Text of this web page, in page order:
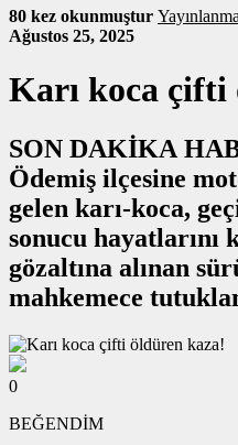
80 kez okunmuştur
Ağustos 25, 2025
Karı koca çifti
SON DAKİKA
Ödemiş ilçesine
gelen karı-koca,
sonucu
gözaltına alınan
mahkemece
0
BEĞENDİM